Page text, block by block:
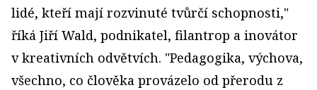
lidé, kteří mají rozvinuté tvůrčí schopnosti,"
říká Jiří Wald, podnikatel, filantrop a inovátor
v kreativních odvětvích. "Pedagogika, výchova,
všechno, co člověka provázelo od přerodu z